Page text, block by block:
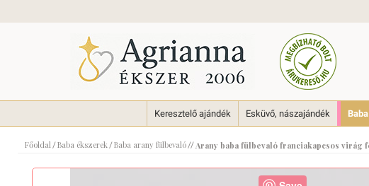
Keresztelő ajándék Esküvő, nászajándék
Főoldal/Baba ékszerek/Baba arany fülbevaló//Arany baba fülbevaló franciakapcsos